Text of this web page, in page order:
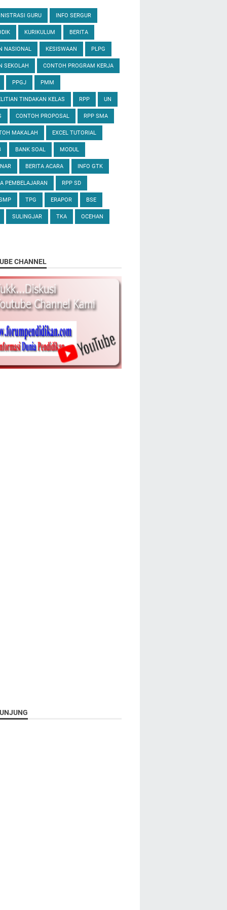
GURU INFO SERGUR
KURIKULUM BERITA
NASIONAL KESISWAAN PLPG
SEKOLAH CONTOH PROGRAM KERJA
PPGJ PMM
TINDAKAN KELAS RPP UN
CONTOH PROPOSAL RPP SMA
MAKALAH EXCEL TUTORIAL
BANK SOAL MODUL
BERITA ACARA INFO GTK
PEMBELAJARAN RPP SD
TPG ERAPOR BSE
SULINGJAR TKA OCEHAN
CHANNEL